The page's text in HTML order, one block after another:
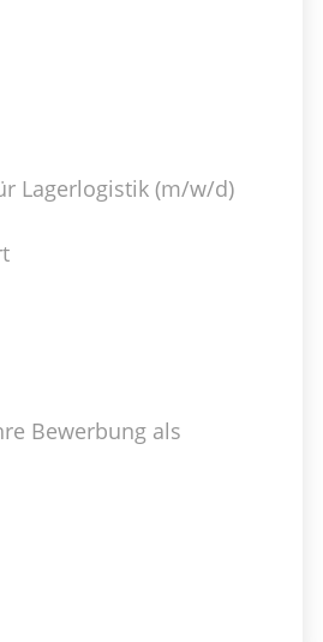
Lagerlogistik (m/w/d)
Bewerbung als